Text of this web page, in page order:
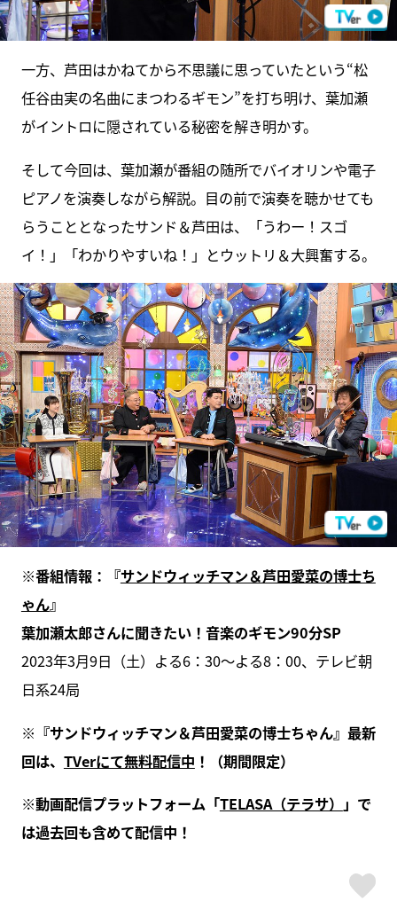
一方、芦田はかねてから不思議に思っていたという“松
任谷由実の名曲にまつわるギモン”を打ち明け、葉加瀬
がイントロに隠されている秘密を解き明かす。
そして今回は、葉加瀬が番組の随所でバイオリンや電子
ピアノを演奏しながら解説。目の前で演奏を聴かせても
らうこととなったサンド＆芦田は、「うわー！スゴ
イ！」「わかりやすいね！」とウットリ＆大興奮する。
※番組情報：『サンドウィッチマン＆芦田愛菜の博士ち
ゃん』
葉加瀬太郎さんに聞きたい！音楽のギモン90分SP
2023年3月9日（土）よる6：30～よる8：00、テレビ朝
日系24局
※『サンドウィッチマン＆芦田愛菜の博士ちゃん』最新
回は、 TVerにて無料配信中 ！（期間限定）
※動画配信プラットフォーム「TELASA（テラサ） 」で
は過去回も含めて配信中！